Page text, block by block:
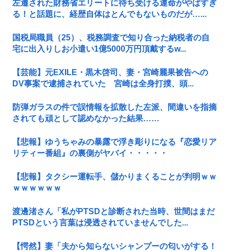
左遷された財務省エリートに待ち受ける運命がやばすぎ
る！と話題に、経歴自体はとんでもないものだが…...
国税局職員（25）、税務調査で知り合った納税者の自
宅に出入りしお小遣い1億5000万円頂戴するw...
【芸能】元EXILE・黒木啓司、妻・宮崎麗果被告への
DV事案で逮捕されていた 宮崎は全身打撲、頭...
防弾ガラスの件で誤情報を拡散した左派、間違いを指摘
されても頑として認めなかった結果……
【悲報】ゆうちゃみの暴露で浮き彫りになる『恋愛リア
リティー番組』の裏側がヤバイ・・・・・
【悲報】タクシー運転手、儲かりまくることが判明ｗｗ
ｗｗｗｗｗｗ
渡邊渚さん「私がPTSDと診断された当時、世間はまだ
PTSDという言葉は浸透されていませんでした...
【愕然】妻「夫から知らないシャンプーの匂いがする！